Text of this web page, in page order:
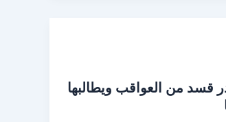
قسد من العواقب ويطالبها